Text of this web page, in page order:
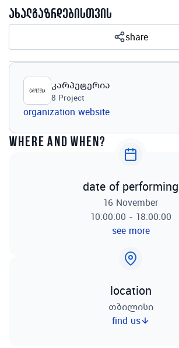
ახალგაზრდებისთვის
share
კარპეტერია
8 Project
organization website
where and when?
date of performing
16 November
10:00:00 - 18:00:00
see more
location
თბილისი
find us